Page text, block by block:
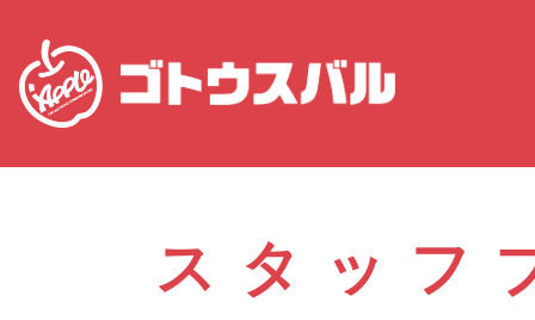
アップル
愛知県春日井市柏井町4-43-1
アップル春日井中央店
スタッフ